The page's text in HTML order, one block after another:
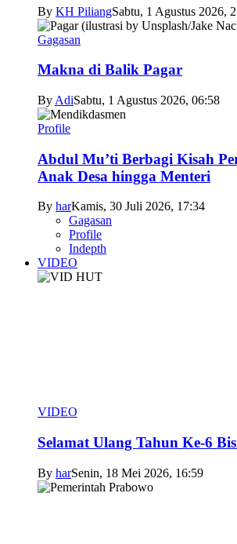
By KH PiliangSabtu, 1 Agustus 2026,
Gagasan
Makna di Balik Pagar
By AdiSabtu, 1 Agustus 2026, 06:58
Profile
Abdul Mu’ti Berbagi Kisah
Anak Desa hingga Menteri
By harKamis, 30 Juli 2026, 17:34
Gagasan
Profile
Indepth
VIDEO
VIDEO
Selamat Ulang Tahun Ke-6
By harSenin, 18 Mei 2026, 16:59